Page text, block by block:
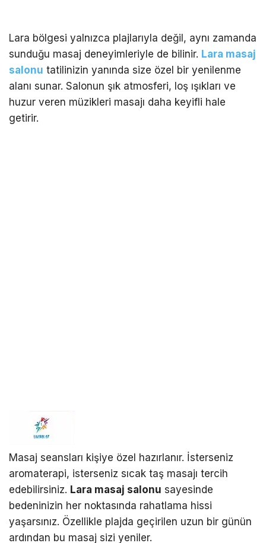
Lara bölgesi yalnızca plajlarıyla değil, aynı zamanda
sunduğu masaj deneyimleriyle de bilinir. Lara masaj
salonu tatilinizin yanında size özel bir yenilenme
alanı sunar. Salonun şık atmosferi, loş ışıkları ve
huzur veren müzikleri masajı daha keyifli hale
getirir.
Masaj seansları kişiye özel hazırlanır. İsterseniz
aromaterapi, isterseniz sıcak taş masajı tercih
edebilirsiniz. Lara masaj salonu sayesinde
bedeninizin her noktasında rahatlama hissi
yaşarsınız. Özellikle plajda geçirilen uzun bir günün
ardından bu masaj sizi yeniler.